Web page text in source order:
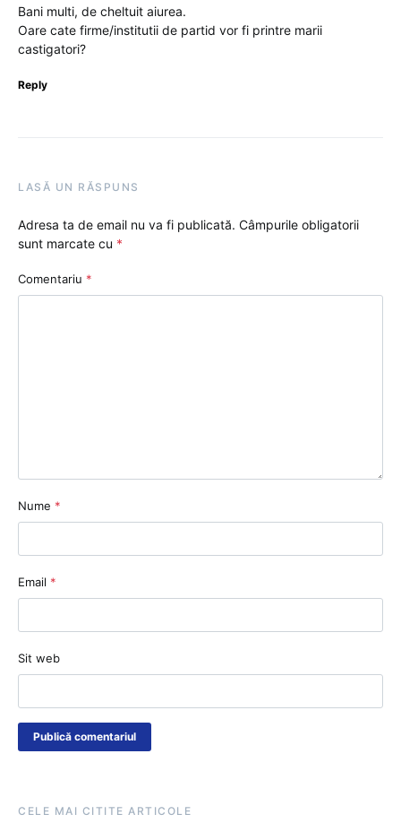
Bani multi, de cheltuit aiurea.
Oare cate firme/institutii de partid vor fi printre marii
castigatori?
Reply
LASĂ UN RĂSPUNS
Adresa ta de email nu va fi publicată. Câmpurile obligatorii
sunt marcate cu *
Comentariu *
Nume *
Email *
Sit web
CELE MAI CITITE ARTICOLE